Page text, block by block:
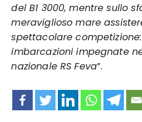
del B1 3000, mentre sullo
meraviglioso mare
spettacolare
imbarcazioni impegnate
nazionale RS Feva”.